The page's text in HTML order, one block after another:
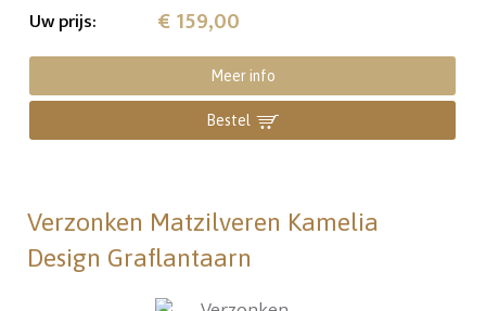
Uw prijs: € 159,00
Meer info
Bestel
Verzonken Matzilveren Kamelia
Design Graflantaarn